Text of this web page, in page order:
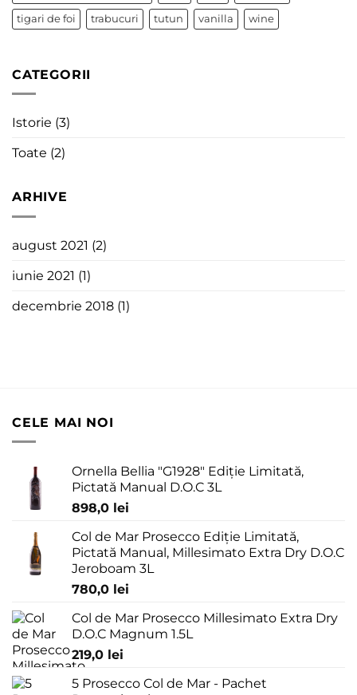
tigari de foi trabucuri tutun vanilla wine
CATEGORII
Istorie (3)
Toate (2)
ARHIVE
august 2021 (2)
iunie 2021 (1)
decembrie 2018 (1)
CELE MAI NOI
Ornella Bellia "G1928" Ediție Limitată,
Pictată Manual D.O.C 3L
898,0 lei
Col de Mar Prosecco Ediție Limitată,
Pictată Manual, Millesimato Extra Dry D.O.C
Jeroboam 3L
780,0 lei
Col de Mar Prosecco Millesimato Extra Dry
D.O.C Magnum 1.5L
219,0 lei
5 Prosecco Col de Mar - Pachet